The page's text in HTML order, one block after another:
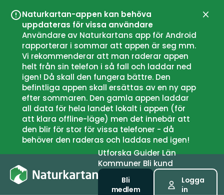
Naturkartan-appen kan behöva
uppdateras för vissa användare
Användare av Naturkartans app för Android
rapporterar i sommar att appen är seg mm.
Vi rekommenderar att man raderar appen
helt från sin telefon i så fall och laddar ned
igen! Då skall den fungera bättre. Den
befintliga appen skall ersättas av en ny app
efter sommaren. Den gamla appen laddar
all data för hela landet lokalt i appen (för
att klara offline-läge) men det innebär att
den blir för stor för vissa telefoner - då
behöver den raderas och laddas ned igen!
UtforskaGuiderLän
Kommuner Bli kund
Bli
medlem
Logga
in